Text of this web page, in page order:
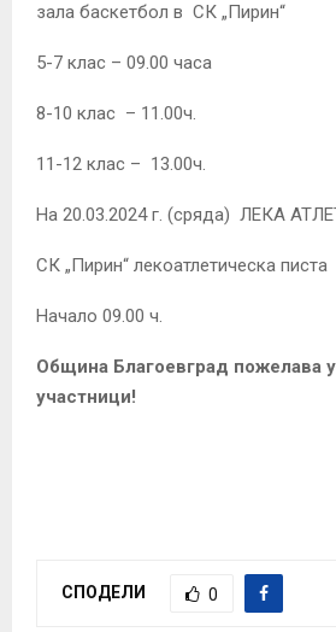
зала баскетбол в СК „Пирин“
5-7 клас – 09.00 часа
8-10 клас – 11.00ч.
11-12 клас – 13.00ч.
На 20.03.2024 г. (сряда) ЛЕКА
СК „Пирин“ лекоатлетическа писта
Начало 09.00 ч.
Община Благоевград пожелава
участници!
СПОДЕЛИ 0